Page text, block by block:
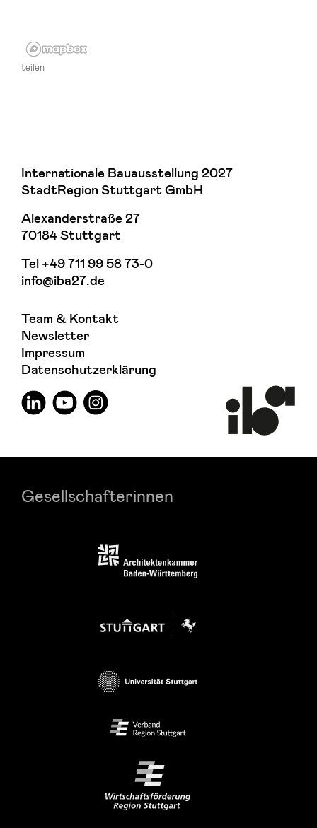
teilen
Internationale Bauausstellung 2027
StadtRegion Stuttgart GmbH
Alexanderstraße 27
70184 Stuttgart
Tel +49 711 99 58 73-0
info@iba27.de
Team & Kontakt
Newsletter
Impressum
Datenschutzerklärung
Gesellschafterinnen